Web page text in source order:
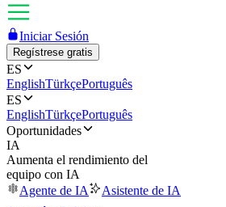
Iniciar Sesión
Regístrese gratis
ES
EnglishTürkçePortuguês
ES
EnglishTürkçePortuguês
Oportunidades
IA
Aumenta el rendimiento del
equipo con IA
Agente de IA
Asistente de IA